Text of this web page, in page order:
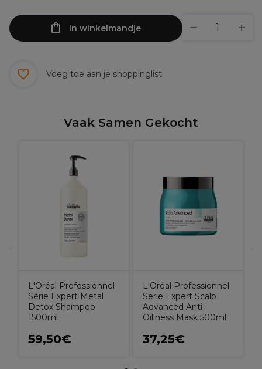
In winkelmandje
Voeg toe aan je shoppinglist
Vaak Samen Gekocht
L'Oréal Professionnel
Série Expert Metal
Detox Shampoo
1500ml
59,50€
L'Oréal Professionnel
Serie Expert Scalp
Advanced Anti-
Oiliness Mask 500ml
37,25€